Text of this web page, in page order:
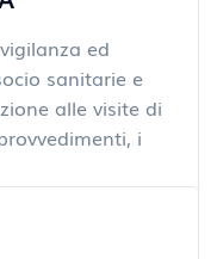
ed
sanitarie e
alle visite di
i